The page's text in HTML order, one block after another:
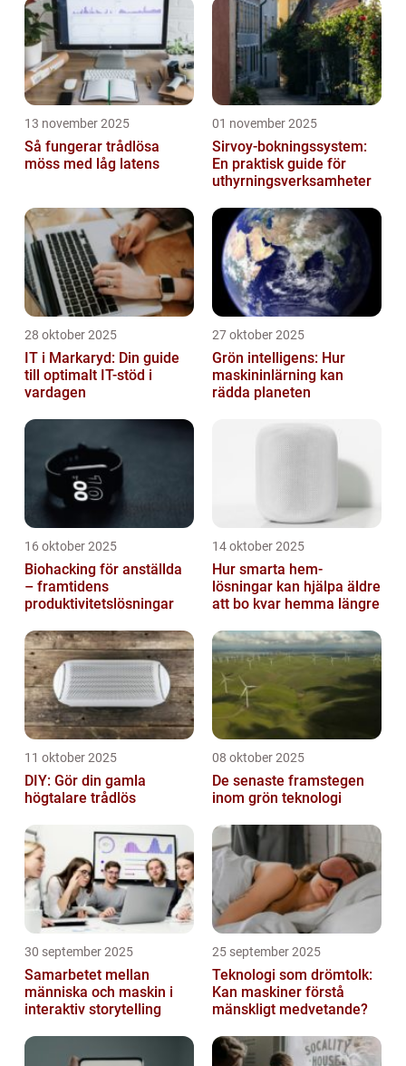
13 november 2025
Så fungerar trådlösa
möss med låg latens
01 november 2025
Sirvoy-bokningssystem:
En praktisk guide för
uthyrningsverksamheter
28 oktober 2025
IT i Markaryd: Din guide
till optimalt IT-stöd i
vardagen
27 oktober 2025
Grön intelligens: Hur
maskininlärning kan
rädda planeten
16 oktober 2025
Biohacking för anställda
– framtidens
produktivitetslösningar
14 oktober 2025
Hur smarta hem-
lösningar kan hjälpa äldre
att bo kvar hemma längre
11 oktober 2025
DIY: Gör din gamla
högtalare trådlös
08 oktober 2025
De senaste framstegen
inom grön teknologi
30 september 2025
Samarbetet mellan
människa och maskin i
interaktiv storytelling
25 september 2025
Teknologi som drömtolk:
Kan maskiner förstå
mänskligt medvetande?